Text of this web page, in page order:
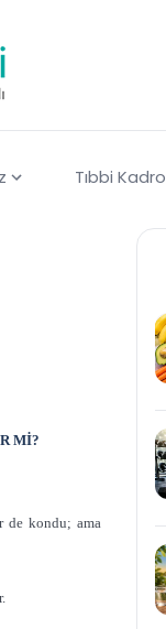
Tıbbi Kadro
de kondu; ama